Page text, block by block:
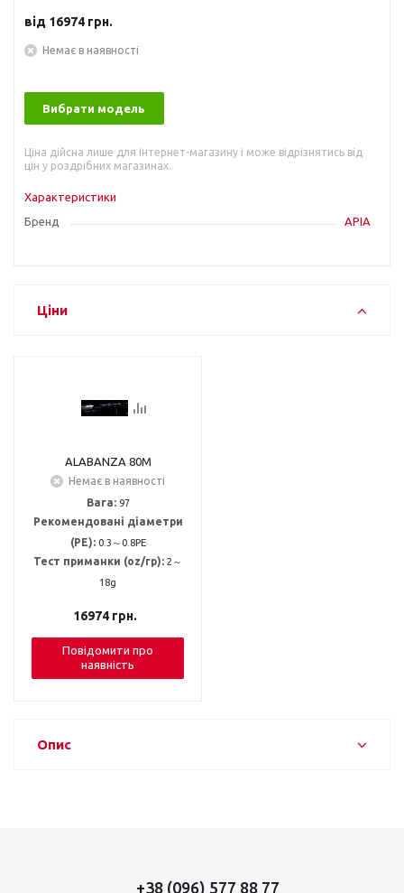
від 16974 грн.
Немає в наявності
Вибрати модель
Ціна дійсна лише для інтернет-магазину і може відрізнятись від
цін у роздрібних магазинах.
Характеристики
Бренд
APIA
Ціни
ALABANZA 80M
Немає в наявності
Вага: 97
Рекомендовані діаметри
(PE): 0.3～0.8PE
Тест приманки (oz/гр): 2～
18g
16974грн.
Повідомити про
наявність
Опис
+38 (096) 577 88 77